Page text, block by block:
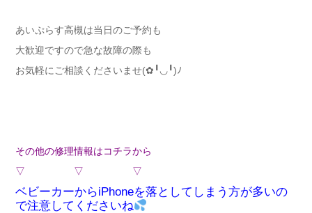
あいぷらす高槻は当日のご予約も
大歓迎ですので急な故障の際も
お気軽にご相談くださいませ(✿╹◡╹)ﾉ
その他の修理情報はコチラから
▽ ▽ ▽
ベビーカーからiPhoneを落としてしまう方が多いの
で注意してくださいね